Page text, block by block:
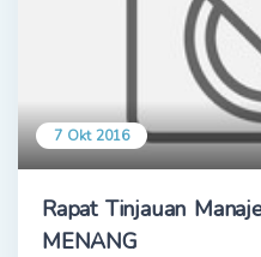
7 Okt 2016
Rapat Tinjauan
MENANG